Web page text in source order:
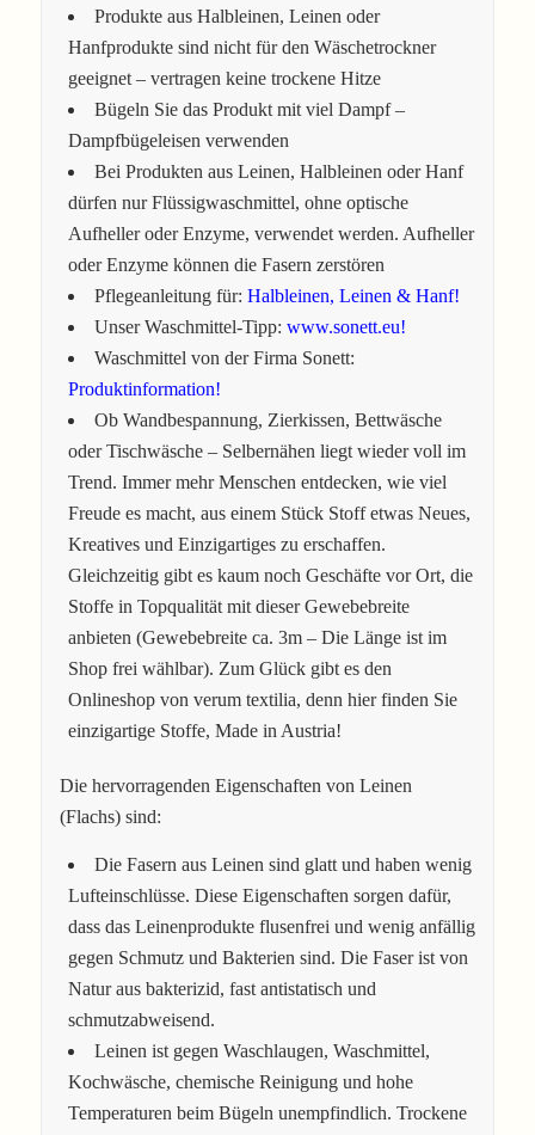
Produkte aus Halbleinen, Leinen oder
Hanfprodukte sind nicht für den Wäschetrockner
geeignet – vertragen keine trockene Hitze
Bügeln Sie das Produkt mit viel Dampf –
Dampfbügeleisen verwenden
Bei Produkten aus Leinen, Halbleinen oder Hanf
dürfen nur Flüssigwaschmittel, ohne optische
Aufheller oder Enzyme, verwendet werden. Aufheller
oder Enzyme können die Fasern zerstören
Pflegeanleitung für: Halbleinen, Leinen & Hanf!
Unser Waschmittel-Tipp: www.sonett.eu!
Waschmittel von der Firma Sonett:
Produktinformation!
Ob Wandbespannung, Zierkissen, Bettwäsche
oder Tischwäsche – Selbernähen liegt wieder voll im
Trend. Immer mehr Menschen entdecken, wie viel
Freude es macht, aus einem Stück Stoff etwas Neues,
Kreatives und Einzigartiges zu erschaffen.
Gleichzeitig gibt es kaum noch Geschäfte vor Ort, die
Stoffe in Topqualität mit dieser Gewebebreite
anbieten (Gewebebreite ca. 3m – Die Länge ist im
Shop frei wählbar). Zum Glück gibt es den
Onlineshop von verum textilia, denn hier finden Sie
einzigartige Stoffe, Made in Austria!
Die hervorragenden Eigenschaften von Leinen
(Flachs) sind:
Die Fasern aus Leinen sind glatt und haben wenig
Lufteinschlüsse. Diese Eigenschaften sorgen dafür,
dass das Leinenprodukte flusenfrei und wenig anfällig
gegen Schmutz und Bakterien sind. Die Faser ist von
Natur aus bakterizid, fast antistatisch und
schmutzabweisend.
Leinen ist gegen Waschlaugen, Waschmittel,
Kochwäsche, chemische Reinigung und hohe
Temperaturen beim Bügeln unempfindlich. Trockene